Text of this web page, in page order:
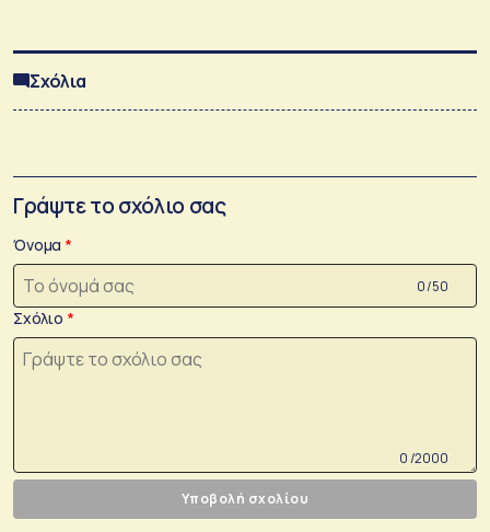
Σχόλια
Γράψτε το σχόλιο σας
Όνομα
0 /50
Σχόλιο
0 /2000
Υποβολή σχολίου